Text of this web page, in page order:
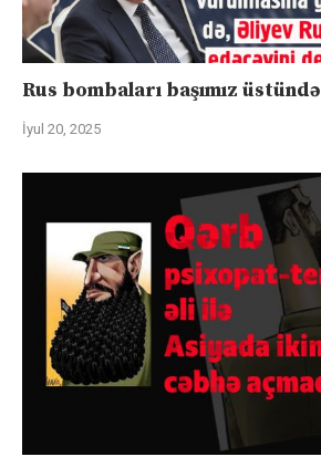
Rus bombaları başımız üstündə
İyul 20, 2025